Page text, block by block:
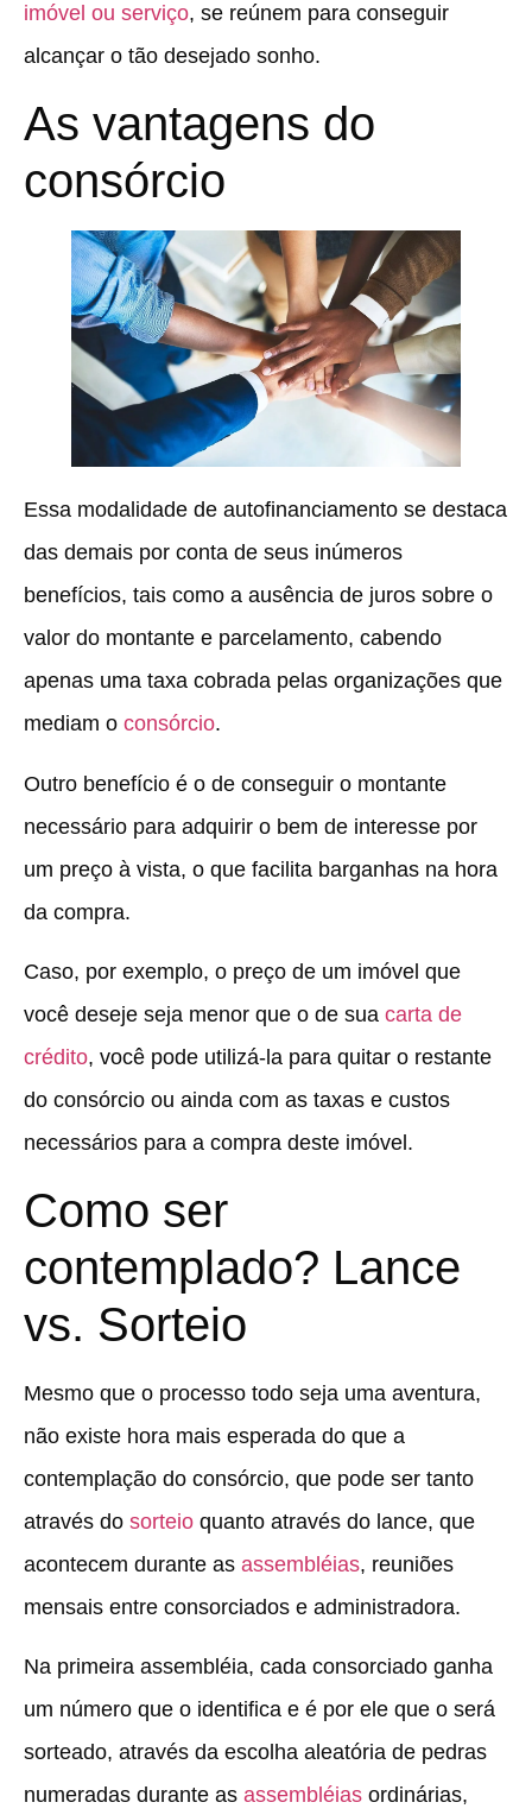
imóvel ou serviço, se reúnem para conseguir
alcançar o tão desejado sonho.
As vantagens do
consórcio
Essa modalidade de autofinanciamento se destaca
das demais por conta de seus inúmeros
benefícios, tais como a ausência de juros sobre o
valor do montante e parcelamento, cabendo
apenas uma taxa cobrada pelas organizações que
mediam o consórcio.
Outro benefício é o de conseguir o montante
necessário para adquirir o bem de interesse por
um preço à vista, o que facilita barganhas na hora
da compra.
Caso, por exemplo, o preço de um imóvel que
você deseje seja menor que o de sua carta de
crédito, você pode utilizá-la para quitar o restante
do consórcio ou ainda com as taxas e custos
necessários para a compra deste imóvel.
Como ser
contemplado? Lance
vs. Sorteio
Mesmo que o processo todo seja uma aventura,
não existe hora mais esperada do que a
contemplação do consórcio, que pode ser tanto
através do sorteio quanto através do lance, que
acontecem durante as assembléias, reuniões
mensais entre consorciados e administradora.
Na primeira assembléia, cada consorciado ganha
um número que o identifica e é por ele que o será
sorteado, através da escolha aleatória de pedras
numeradas durante as assembléias ordinárias,